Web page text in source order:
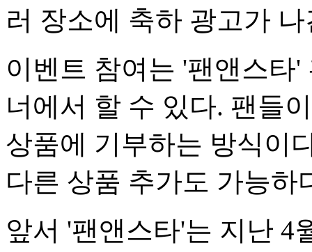
러 장소에 축하 광고가
이벤트 참여는 '팬앤스타
너에서 할 수 있다. 팬들
상품에 기부하는 방식이
다른 상품 추가도 가능하
앞서 '팬앤스타'는 지난 4